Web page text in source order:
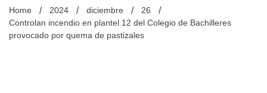
Home 2024 diciembre
26
Controlan incendio en plantel 12 del Colegio de Bachilleres
provocado por quema de pastizales